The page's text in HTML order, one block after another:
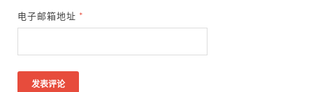
电子邮箱地址 *